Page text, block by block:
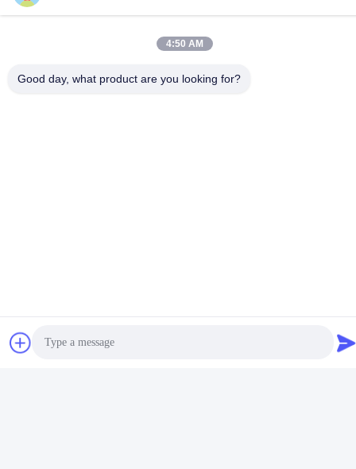
4:50 AM
Good day, what product are you looking for?